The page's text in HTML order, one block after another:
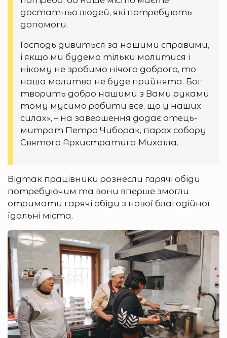
достатньо людей, які потребують
допомоги.
Господь дивиться за нашими справими,
і якщо ми будемо тільки молитися і
нікому не зробимо нічого доброго, то
наша молитва не буде прийнята. Бог
творить добро нашими з Вами руками,
тому мусимо робити все, що у наших
силах», – на завершення додає отець-
митрат Петро Чиборак, парох собору
Святого Архистратига Михаїла.
Відтак працівники рознесли гарячі обіди
потребуючим та вони вперше змогли
отримати гарячі обіди з нової благодійної
їдальні міста.